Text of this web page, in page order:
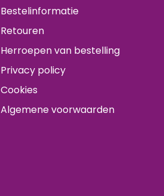
Bestelinformatie
Retouren
Herroepen van bestelling
Privacy policy
Cookies
Algemene voorwaarden